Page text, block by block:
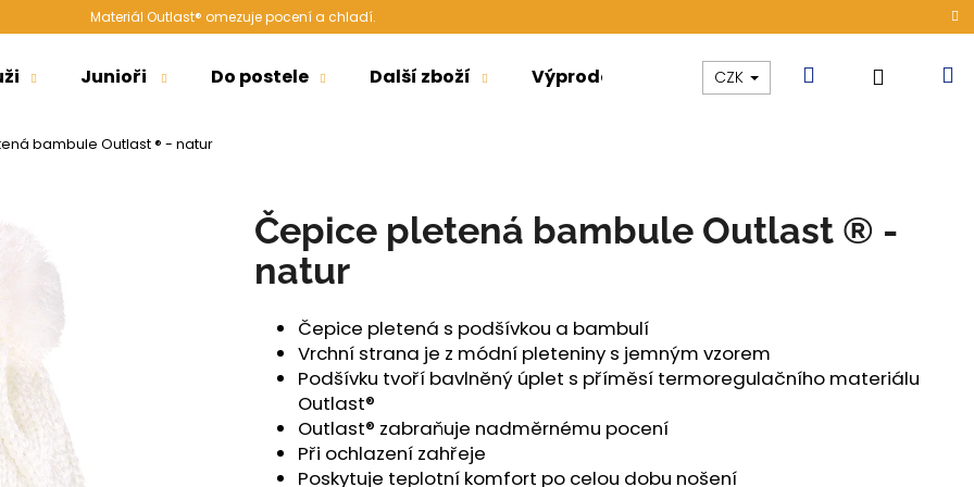
Materiál Outlast® omezuje pocení a chladí.
Junioři Do postele Další zboží Výprodej Kolekce Akce
CZK Hledat
bambule Outlast ® - natur
Čepice pletená bambule Outlast ® -
natur
Čepice pletená s podšívkou a bambulí
Vrchní strana je z módní pleteniny s jemným vzorem
Podšívku tvoří bavlněný úplet s příměsí termoregulačního materiálu
Outlast®
Outlast® zabraňuje nadměrnému pocení
Při ochlazení zahřeje
Poskytuje teplotní komfort po celou dobu nošení
ŠORTKY HIGH LONG DÁMSKÉ TENKÉ ŠORTKY HIGH DÁMSKÉ TENKÉ OUTLAST®